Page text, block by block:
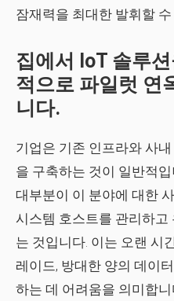
잠재력을 최대한 발휘할
집에서 IoT 솔루
적으로 파일럿 연
니다.
기업은 기존 인프라와 사
을 구축하는 것이 일반적
대부분이 이 분야에 대한
시스템 호스트를 관리하
는 것입니다. 이는 오랜 시
레이드, 방대한 양의 데이
하는 데 어려움을 의미합니